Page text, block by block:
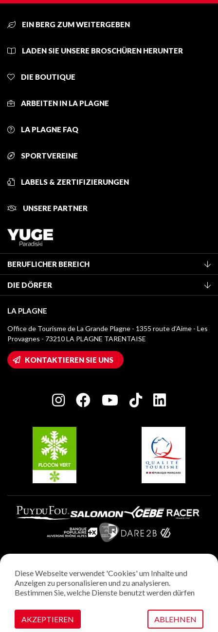
EIN BERG ZUM WEITERGEBEN
LADEN SIE UNSERE BROSCHÜREN HERUNTER
DIE BOUTIQUE
ARBEITEN IN LA PLAGNE
LA PLAGNE FAQ
SPORTVEREINE
LABELS & ZERTIFIZIERUNGEN
UNSERE PARTNER
BERUFLICHER BEREICH
Mitglied des Fremdenverkehrsamtes werden
Klassifizierung von Möbeln
Kurtaxe
Mediathek
Logos La Plagne
Wifi-Zugang
Haus der Eigentümer
Charta der Engagierten Akteure
DIE DÖRFER
Champagny-en-Vanoise
Montchavin - Les Coches
Plagne 1800
Plagne Villages
Plagne Aime 2000
LA PLAGNE
Office de Tourisme de La Grande Plagne - 1355 route d’Aime - Les
Provagnes - 73210 LA PLAGNE TARENTAISE
KONTAKTIEREN SIE UNS
Rechtliche Hinweise
Datenschutzrichtlinie
Verwaltung von Cookies
Diese Webseite verwendet 'Cookies' um Inhalte und
Anzeigen zu personalisieren und zu analysieren.
Bestimmen Sie, welche Dienste benutzt werden dürfen
AKZEPTIEREN ABLEHNEN